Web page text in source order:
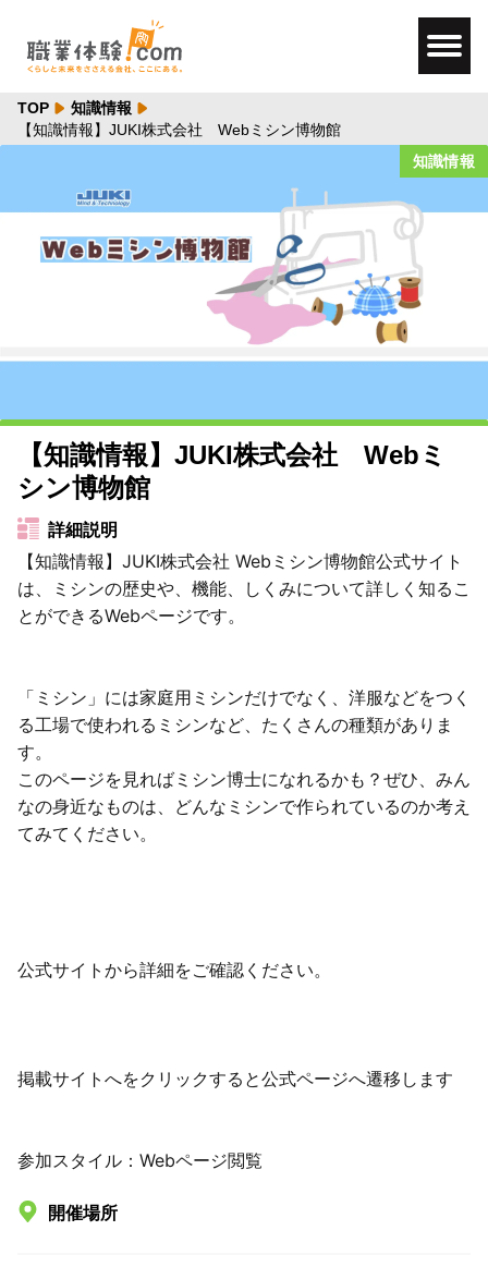
TOP
知識情報
【知識情報】JUKI株式会社 Webミシン博物館
知識情報
【知識情報】JUKI株式会社 Webミ
シン博物館
詳細説明
【知識情報】JUKI株式会社 Webミシン博物館公式サイト
は、ミシンの歴史や、機能、しくみについて詳しく知るこ
とができるWebページです。
「ミシン」には家庭用ミシンだけでなく、洋服などをつく
る工場で使われるミシンなど、たくさんの種類がありま
す。
このページを見ればミシン博士になれるかも？ぜひ、みん
なの身近なものは、どんなミシンで作られているのか考え
てみてください。
公式サイトから詳細をご確認ください。
掲載サイトへをクリックすると公式ページへ遷移します
参加スタイル：Webページ閲覧
開催場所